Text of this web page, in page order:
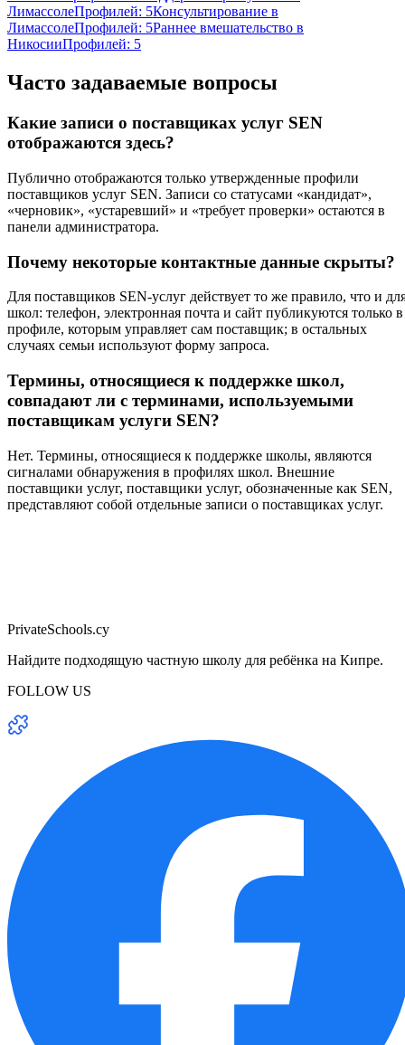
ЛимассолеПрофилей: 5Консультирование в
ЛимассолеПрофилей: 5Раннее вмешательство в
НикосииПрофилей: 5
Часто задаваемые вопросы
Какие записи о поставщиках услуг SEN
отображаются здесь?
Публично отображаются только утвержденные профили
поставщиков услуг SEN. Записи со статусами «кандидат»,
«черновик», «устаревший» и «требует проверки» остаются в
панели администратора.
Почему некоторые контактные данные скрыты?
Для поставщиков SEN-услуг действует то же правило, что и
школ: телефон, электронная почта и сайт публикуются только в
профиле, которым управляет сам поставщик; в остальных
случаях семьи используют форму запроса.
Термины, относящиеся к поддержке школ,
совпадают ли с терминами, используемыми
поставщикам услуги SEN?
Нет. Термины, относящиеся к поддержке школы, являются
сигналами обнаружения в профилях школ. Внешние
поставщики услуг, поставщики услуг, обозначенные как SEN,
представляют собой отдельные записи о поставщиках услуг.
PrivateSchools.cy
Найдите подходящую частную школу для ребёнка на Кипре.
FOLLOW US